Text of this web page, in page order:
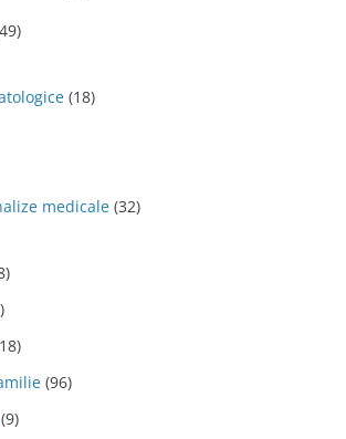
(18)
medicale (32)
(96)
(9)